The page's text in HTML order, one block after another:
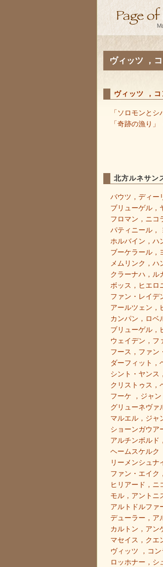
ヴィッツ ，
ヴィッツ ，
「ソロモンとシ
「奇跡の漁り」
北方ルネサン
バウツ，ディー
ブリューゲル，
フロマン，ニコ
パティニール，
ホルバイン，ハ
ブーケラール，
メムリンク，ハ
クラーナハ，ル
ボッス，ヒエロ
ファン・レイデ
アールツェン，
カンパン，ロベ
ブリューゲル，
ウェイデン，フ
フース，ファン
ダーフィット，
シント・ヤンス
クリストゥス，
フーケ ，ジャン
グリューネヴァ
マルエル，ジャ
ショーンガウア
アルチンボルド
ヘームスケルク
リーメンシュナ
ファン・エイク
ヒリアード，ニ
モル，アントニ
アルトドルファ
デューラー，ア
カルトン，アン
マセイス，クエ
ヴィッツ ，コン
ロッホナー，シ